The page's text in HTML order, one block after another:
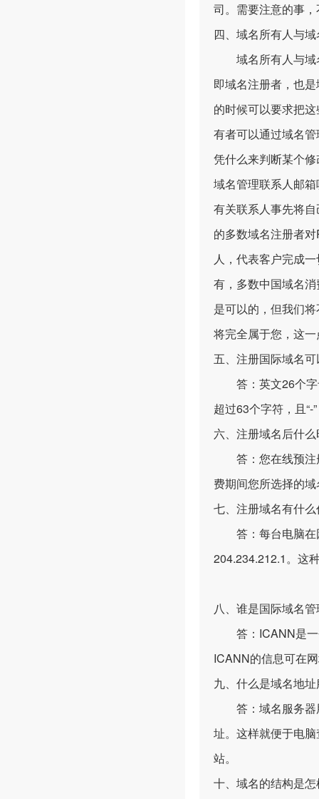
司。需要注意的事
四、域名所有人与
域名所有人与域
即域名注册者，也
的时候可以要求把
有者可以通过域名
凭什么来判断某个
域名管理联系人邮
有关联系人事先将
的多数域名注册者
人，代表客户完成
有，多数中国域名
是可以的，但我们
将完全属于您，这
五、注册国际域名
答：英文26个字
超过63个字符，且
六、注册域名后什
答：您在线预注
费期间您所选择的
七、注册域名有什
答：每台电脑在
204.234.212.1。这
八、谁是国际域名
答：ICANN是一
ICANN的信息可在
九、什么是域名地
答：域名服务器
址。这样就便于电
站。
十、域名的结构是